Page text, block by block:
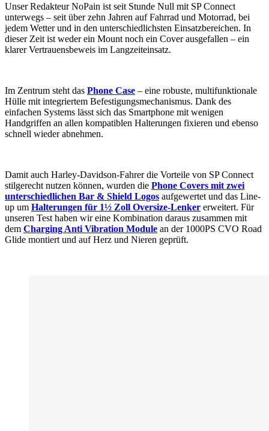
Unser Redakteur NoPain ist seit Stunde Null mit SP Connect
unterwegs – seit über zehn Jahren auf Fahrrad und Motorrad, bei
jedem Wetter und in den unterschiedlichsten Einsatzbereichen. In
dieser Zeit ist weder ein Mount noch ein Cover ausgefallen – ein
klarer Vertrauensbeweis im Langzeiteinsatz.
Im Zentrum steht das Phone Case – eine robuste, multifunktionale
Hülle mit integriertem Befestigungsmechanismus. Dank des
einfachen Systems lässt sich das Smartphone mit wenigen
Handgriffen an allen kompatiblen Halterungen fixieren und ebenso
schnell wieder abnehmen.
Damit auch Harley-Davidson-Fahrer die Vorteile von SP Connect
stilgerecht nutzen können, wurden die Phone Covers mit zwei
unterschiedlichen Bar & Shield Logos aufgewertet und das Line-
up um Halterungen für 1½ Zoll Oversize-Lenker erweitert. Für
unseren Test haben wir eine Kombination daraus zusammen mit
dem Charging Anti Vibration Module an der 1000PS CVO Road
Glide montiert und auf Herz und Nieren geprüft.